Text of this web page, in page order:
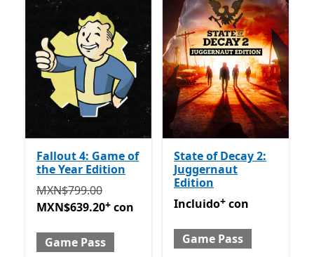
Fallout 4: Game of
the Year Edition
Originalmente MXN$799.00 ahora MXN$639.20 con
MXN$799.00
MXN$639.20+ con
Game Pass
State of Decay 2:
Juggernaut
Edition
Incluido con Game Pass
Incluido+ con
Game Pass